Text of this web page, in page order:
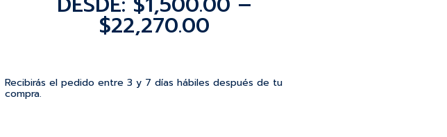
$22,270.00
Recibirás el pedido entre 3 y 7 días hábiles después de tu
compra.